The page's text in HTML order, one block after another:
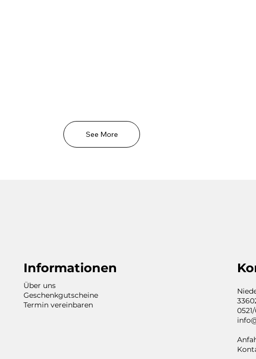
See More
Informationen
Über uns
Geschenkgutscheine
Termin vereinbaren